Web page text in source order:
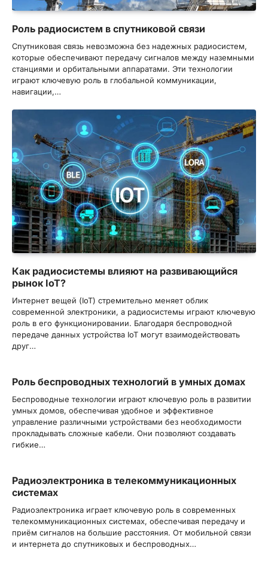
Роль радиосистем в спутниковой связи
Спутниковая связь невозможна без надежных радиосистем,
которые обеспечивают передачу сигналов между наземными
станциями и орбитальными аппаратами. Эти технологии
играют ключевую роль в глобальной коммуникации,
навигации,…
Как радиосистемы влияют на развивающийся
рынок IoT?
Интернет вещей (IoT) стремительно меняет облик
современной электроники, а радиосистемы играют ключевую
роль в его функционировании. Благодаря беспроводной
передаче данных устройства IoT могут взаимодействовать
друг…
Роль беспроводных технологий в умных домах
Беспроводные технологии играют ключевую роль в развитии
умных домов, обеспечивая удобное и эффективное
управление различными устройствами без необходимости
прокладывать сложные кабели. Они позволяют создавать
гибкие…
Радиоэлектроника в телекоммуникационных
системах
Радиоэлектроника играет ключевую роль в современных
телекоммуникационных системах, обеспечивая передачу и
приём сигналов на большие расстояния. От мобильной связи
и интернета до спутниковых и беспроводных…